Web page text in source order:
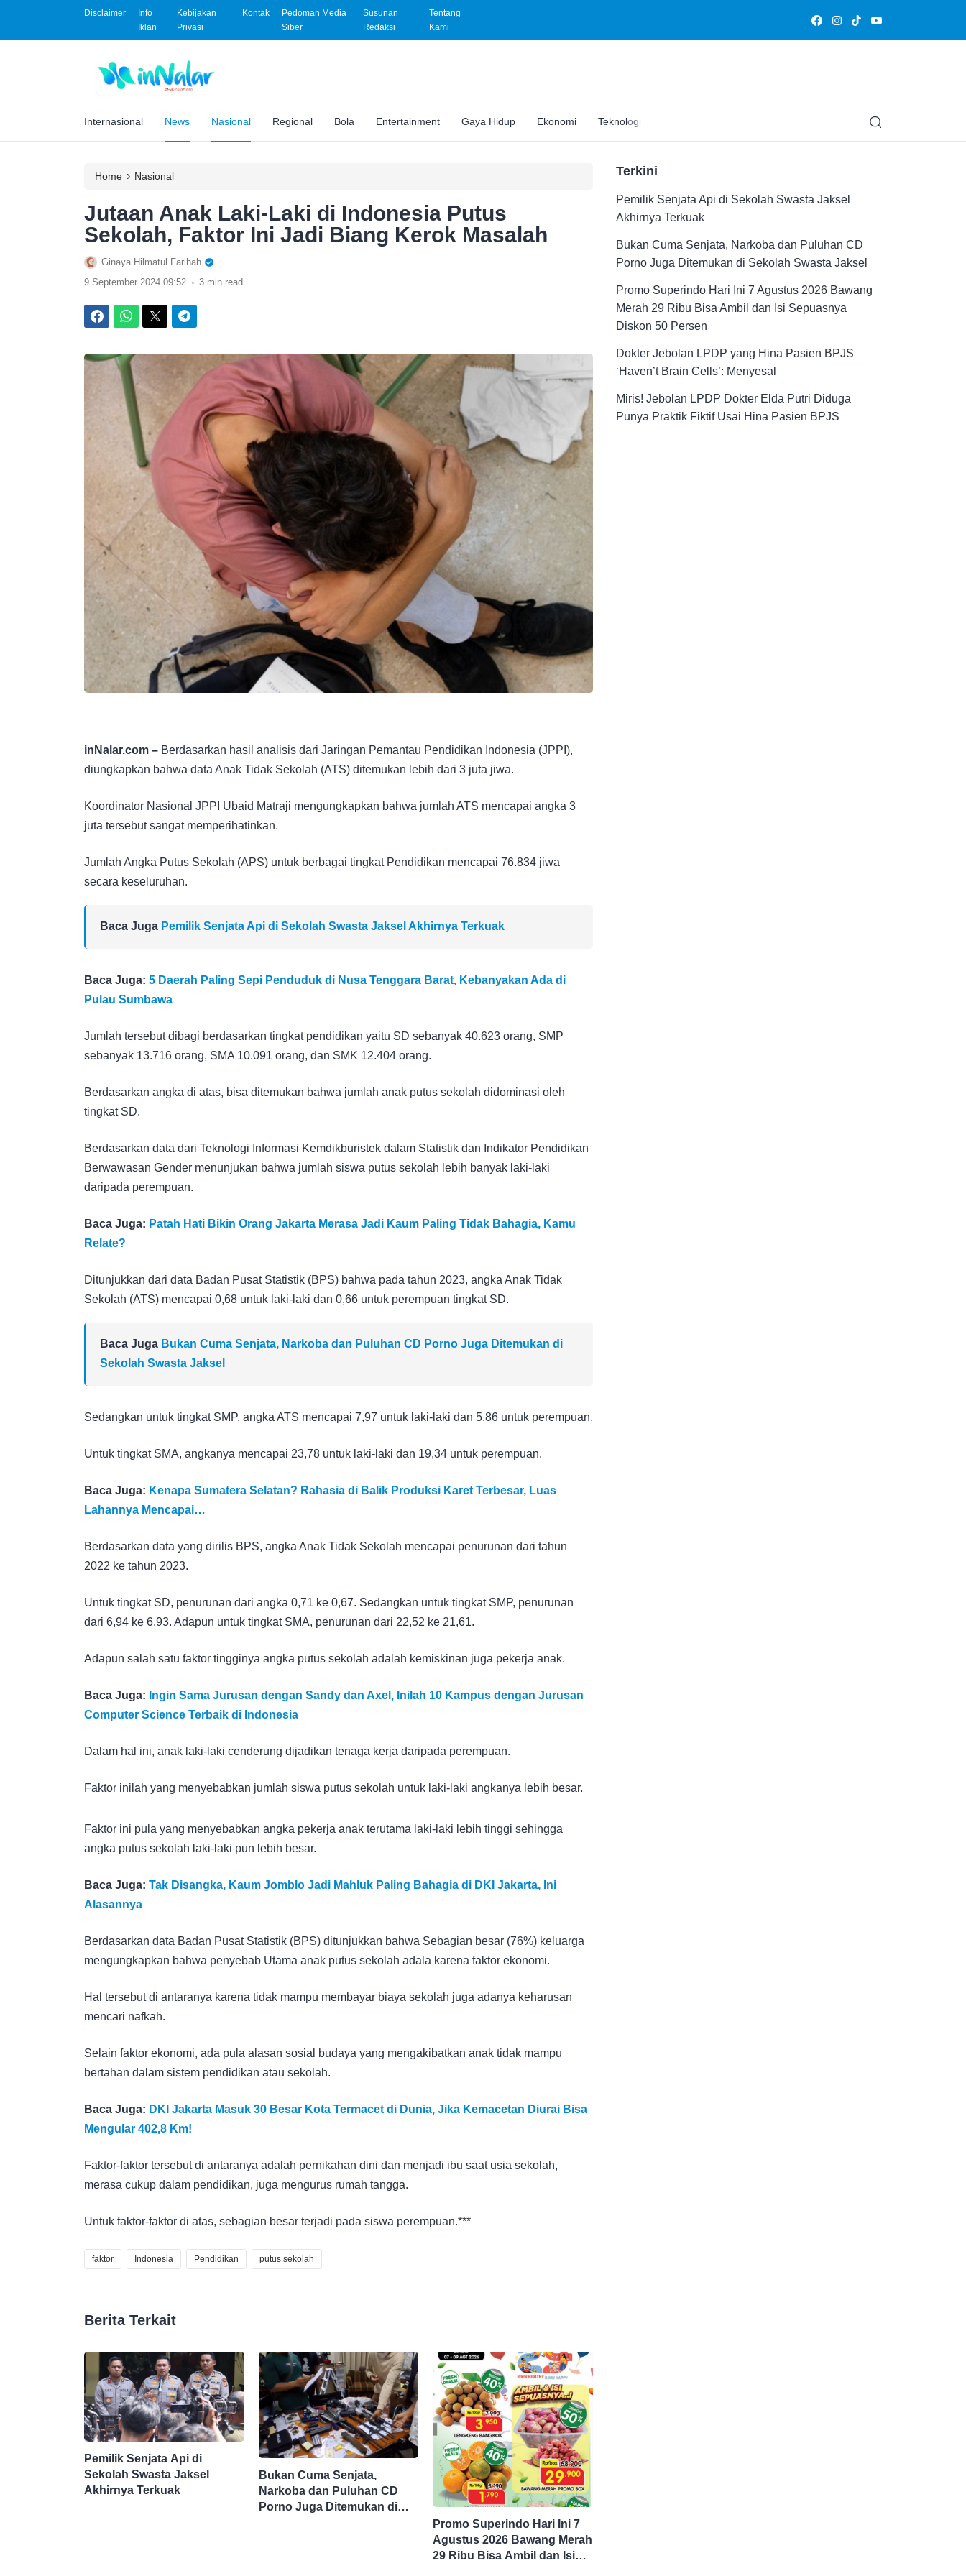
Disclaimer
Info
Iklan
Kebijakan
Privasi
Kontak
Pedoman Media
Siber
Susunan
Redaksi
Tentang
Kami
Internasional News Nasional Regional Bola Entertainment Gaya Hidup Ekonomi Teknologi Edukasi
Home › Nasional
Jutaan Anak Laki-Laki di Indonesia Putus
Sekolah, Faktor Ini Jadi Biang Kerok Masalah
Ginaya Hilmatul Farihah
9 September 2024 09:52 . 3 min read
inNalar.com – Berdasarkan hasil analisis dari Jaringan Pemantau Pendidikan Indonesia (JPPI),
diungkapkan bahwa data Anak Tidak Sekolah (ATS) ditemukan lebih dari 3 juta jiwa.
Koordinator Nasional JPPI Ubaid Matraji mengungkapkan bahwa jumlah ATS mencapai angka 3
juta tersebut sangat memperihatinkan.
Jumlah Angka Putus Sekolah (APS) untuk berbagai tingkat Pendidikan mencapai 76.834 jiwa
secara keseluruhan.
Baca Juga Pemilik Senjata Api di Sekolah Swasta Jaksel Akhirnya Terkuak
Baca Juga: 5 Daerah Paling Sepi Penduduk di Nusa Tenggara Barat, Kebanyakan Ada di
Pulau Sumbawa
Jumlah tersebut dibagi berdasarkan tingkat pendidikan yaitu SD sebanyak 40.623 orang, SMP
sebanyak 13.716 orang, SMA 10.091 orang, dan SMK 12.404 orang.
Berdasarkan angka di atas, bisa ditemukan bahwa jumlah anak putus sekolah didominasi oleh
tingkat SD.
Berdasarkan data dari Teknologi Informasi Kemdikburistek dalam Statistik dan Indikator Pendidikan
Berwawasan Gender menunjukan bahwa jumlah siswa putus sekolah lebih banyak laki-laki
daripada perempuan.
Baca Juga: Patah Hati Bikin Orang Jakarta Merasa Jadi Kaum Paling Tidak Bahagia, Kamu
Relate?
Ditunjukkan dari data Badan Pusat Statistik (BPS) bahwa pada tahun 2023, angka Anak Tidak
Sekolah (ATS) mencapai 0,68 untuk laki-laki dan 0,66 untuk perempuan tingkat SD.
Baca Juga Bukan Cuma Senjata, Narkoba dan Puluhan CD Porno Juga Ditemukan di
Sekolah Swasta Jaksel
Sedangkan untuk tingkat SMP, angka ATS mencapai 7,97 untuk laki-laki dan 5,86 untuk perempuan.
Untuk tingkat SMA, angkanya mencapai 23,78 untuk laki-laki dan 19,34 untuk perempuan.
Baca Juga: Kenapa Sumatera Selatan? Rahasia di Balik Produksi Karet Terbesar, Luas
Lahannya Mencapai…
Berdasarkan data yang dirilis BPS, angka Anak Tidak Sekolah mencapai penurunan dari tahun
2022 ke tahun 2023.
Untuk tingkat SD, penurunan dari angka 0,71 ke 0,67. Sedangkan untuk tingkat SMP, penurunan
dari 6,94 ke 6,93. Adapun untuk tingkat SMA, penurunan dari 22,52 ke 21,61.
Adapun salah satu faktor tingginya angka putus sekolah adalah kemiskinan juga pekerja anak.
Baca Juga: Ingin Sama Jurusan dengan Sandy dan Axel, Inilah 10 Kampus dengan Jurusan
Computer Science Terbaik di Indonesia
Dalam hal ini, anak laki-laki cenderung dijadikan tenaga kerja daripada perempuan.
Faktor inilah yang menyebabkan jumlah siswa putus sekolah untuk laki-laki angkanya lebih besar.
Faktor ini pula yang menyebabkan angka pekerja anak terutama laki-laki lebih tinggi sehingga
angka putus sekolah laki-laki pun lebih besar.
Baca Juga: Tak Disangka, Kaum Jomblo Jadi Mahluk Paling Bahagia di DKI Jakarta, Ini
Alasannya
Berdasarkan data Badan Pusat Statistik (BPS) ditunjukkan bahwa Sebagian besar (76%) keluarga
mengungkapkan bahwa penyebab Utama anak putus sekolah adala karena faktor ekonomi.
Hal tersebut di antaranya karena tidak mampu membayar biaya sekolah juga adanya keharusan
mencari nafkah.
Selain faktor ekonomi, ada pula alasan sosial budaya yang mengakibatkan anak tidak mampu
bertahan dalam sistem pendidikan atau sekolah.
Baca Juga: DKI Jakarta Masuk 30 Besar Kota Termacet di Dunia, Jika Kemacetan Diurai Bisa
Mengular 402,8 Km!
Faktor-faktor tersebut di antaranya adalah pernikahan dini dan menjadi ibu saat usia sekolah,
merasa cukup dalam pendidikan, juga mengurus rumah tangga.
Untuk faktor-faktor di atas, sebagian besar terjadi pada siswa perempuan.***
faktor Indonesia Pendidikan putus sekolah
Berita Terkait
Pemilik Senjata Api di
Sekolah Swasta Jaksel
Akhirnya Terkuak
Bukan Cuma Senjata,
Narkoba dan Puluhan CD
Porno Juga Ditemukan di
Promo Superindo Hari Ini 7
Agustus 2026 Bawang Merah
29 Ribu Bisa Ambil dan Isi
Terkini
Pemilik Senjata Api di Sekolah Swasta Jaksel
Akhirnya Terkuak
Bukan Cuma Senjata, Narkoba dan Puluhan CD
Porno Juga Ditemukan di Sekolah Swasta Jaksel
Promo Superindo Hari Ini 7 Agustus 2026 Bawang
Merah 29 Ribu Bisa Ambil dan Isi Sepuasnya
Diskon 50 Persen
Dokter Jebolan LPDP yang Hina Pasien BPJS
‘Haven’t Brain Cells’: Menyesal
Miris! Jebolan LPDP Dokter Elda Putri Diduga
Punya Praktik Fiktif Usai Hina Pasien BPJS